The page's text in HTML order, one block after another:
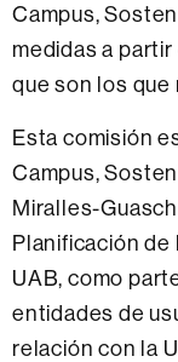
Campus,
medidas a
que son los
Esta comisión
Campus,
Miralles-
Planificación de
UAB, como
entidades de
relación con la